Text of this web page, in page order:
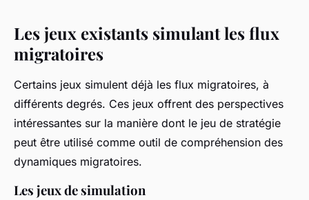
Les jeux existants simulant les flux
migratoires
Certains jeux simulent déjà les flux migratoires, à
différents degrés. Ces jeux offrent des perspectives
intéressantes sur la manière dont le jeu de stratégie
peut être utilisé comme outil de compréhension des
dynamiques migratoires.
Les jeux de simulation